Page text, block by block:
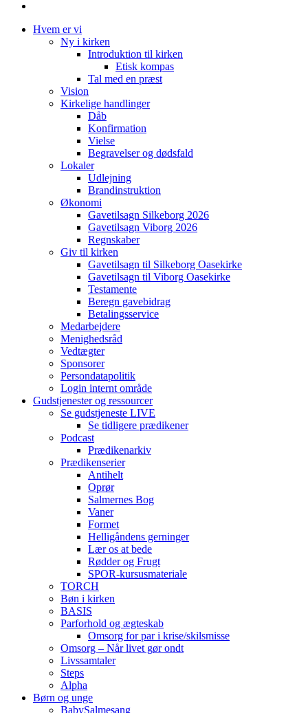
Hvem er vi
Ny i kirken
Introduktion til kirken
Etisk kompas
Tal med en præst
Vision
Kirkelige handlinger
Dåb
Konfirmation
Vielse
Begravelser og dødsfald
Lokaler
Udlejning
Brandinstruktion
Økonomi
Gavetilsagn Silkeborg 2026
Gavetilsagn Viborg 2026
Regnskaber
Giv til kirken
Gavetilsagn til Silkeborg Oasekirke
Gavetilsagn til Viborg Oasekirke
Testamente
Beregn gavebidrag
Betalingsservice
Medarbejdere
Menighedsråd
Vedtægter
Sponsorer
Persondatapolitik
Login internt område
Gudstjenester og ressourcer
Se gudstjeneste LIVE
Se tidligere prædikener
Podcast
Prædikenarkiv
Prædikenserier
Antihelt
Oprør
Salmernes Bog
Vaner
Formet
Helligåndens gerninger
Lær os at bede
Rødder og Frugt
SPOR-kursusmateriale
TORCH
Bøn i kirken
BASIS
Parforhold og ægteskab
Omsorg for par i krise/skilsmisse
Omsorg – Når livet gør ondt
Livssamtaler
Steps
Alpha
Børn og unge
BabySalmesang